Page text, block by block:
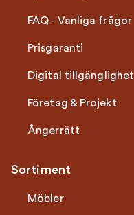
FAQ - Vanliga frågor
Prisgaranti
Digital tillgänglighet
Företag & Projekt
Ångerrätt
Sortiment
Möbler